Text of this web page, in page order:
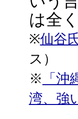
は全
※仙谷
ス）
※
「
湾、強